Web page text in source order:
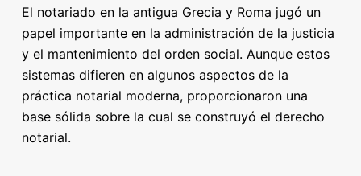
El notariado en la antigua Grecia y Roma jugó un
papel importante en la administración de la justicia
y el mantenimiento del orden social. Aunque estos
sistemas difieren en algunos aspectos de la
práctica notarial moderna, proporcionaron una
base sólida sobre la cual se construyó el derecho
notarial.